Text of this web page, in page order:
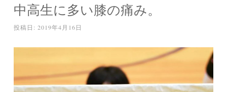
中高生に多い膝の痛み。
投稿日: 2019年4月16日